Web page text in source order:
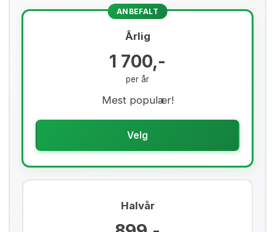
ANBEFALT
Årlig
1 700,-
per år
Mest populær!
Velg
Halvår